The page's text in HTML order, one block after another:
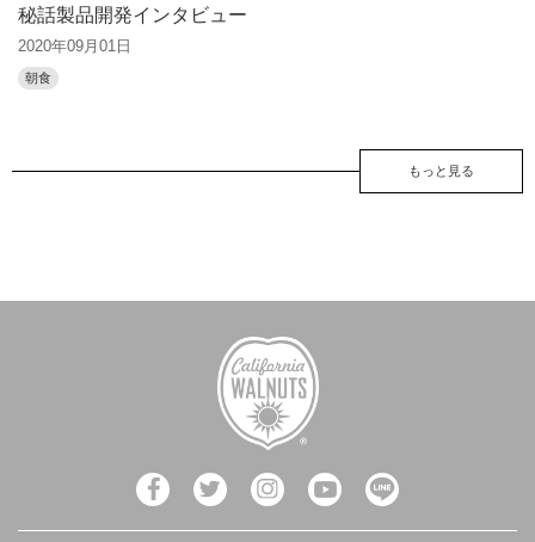
秘話製品開発インタビュー
2020年09月01日
朝食
もっと見る